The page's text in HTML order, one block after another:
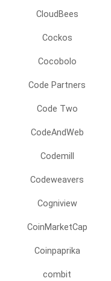
CloudBees
Cockos
Cocobolo
Code Partners
Code Two
CodeAndWeb
Codemill
Codeweavers
Cogniview
CoinMarketCap
Coinpaprika
combit